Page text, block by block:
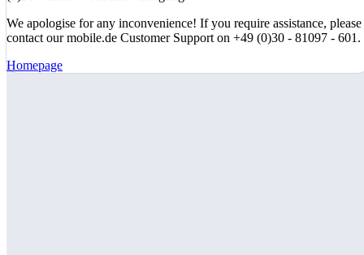
We apologise for any inconvenience! If you require assistance, please
contact our mobile.de Customer Support on +49 (0)30 - 81097 - 601.
Homepage